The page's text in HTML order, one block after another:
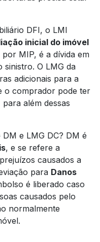
DFI, o LMI
inicial do imóvel
MIP, é a dívida em
O LMG da
adicionais para a
o comprador pode ter
além dessas
e LMG DC? DM é
, e se refere a
causados a
para Danos
é liberado caso
causados pelo
normalmente